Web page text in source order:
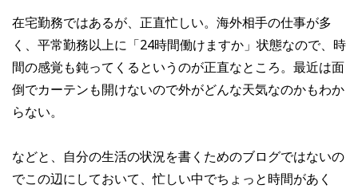
在宅勤務ではあるが、正直忙しい。海外相手の仕事が多
く、平常勤務以上に「24時間働けますか」状態なので、時
間の感覚も鈍ってくるというのが正直なところ。最近は面
倒でカーテンも開けないので外がどんな天気なのかもわか
らない。
などと、自分の生活の状況を書くためのブログではないの
でこの辺にしておいて、忙しい中でちょっと時間があく